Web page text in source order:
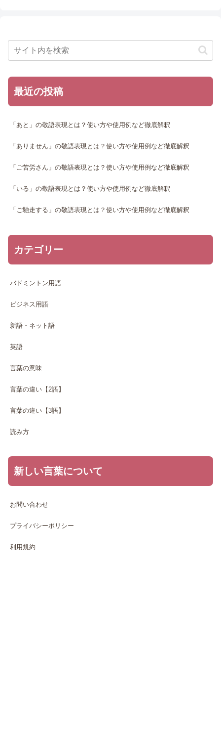
最近の投稿
「あと」の敬語表現とは？使い方や使用例など徹底解釈
「ありません」の敬語表現とは？使い方や使用例など徹底解釈
「ご苦労さん」の敬語表現とは？使い方や使用例など徹底解釈
「いる」の敬語表現とは？使い方や使用例など徹底解釈
「ご馳走する」の敬語表現とは？使い方や使用例など徹底解釈
カテゴリー
バドミントン用語
ビジネス用語
新語・ネット語
英語
言葉の意味
言葉の違い【2語】
言葉の違い【3語】
読み方
新しい言葉について
お問い合わせ
プライバシーポリシー
利用規約